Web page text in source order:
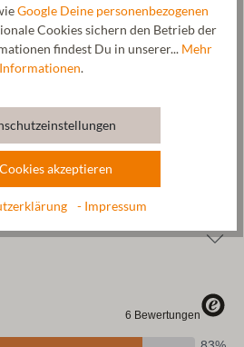
Google Deine personenbezogenen
Cookies sichern den Betrieb der
findest Du in unserer... Mehr
Informationen.
akzeptieren
- Impressum